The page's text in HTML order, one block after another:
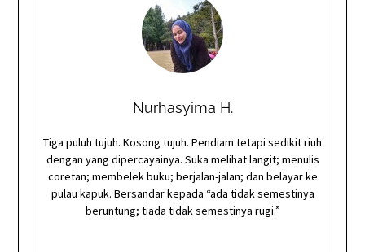
Nurhasyima H.
Tiga puluh tujuh. Kosong tujuh. Pendiam tetapi sedikit riuh
dengan yang dipercayainya. Suka melihat langit; menulis
coretan; membelek buku; berjalan-jalan; dan belayar ke
pulau kapuk. Bersandar kepada “ada tidak semestinya
beruntung; tiada tidak semestinya rugi.”